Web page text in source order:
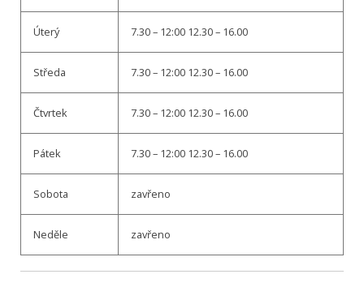
Úterý 7.30 – 12:00 12.30 – 16.00
Středa 7.30 – 12:00 12.30 – 16.00
Čtvrtek 7.30 – 12:00 12.30 – 16.00
Pátek 7.30 – 12:00 12.30 – 16.00
Sobota zavřeno
Neděle zavřeno